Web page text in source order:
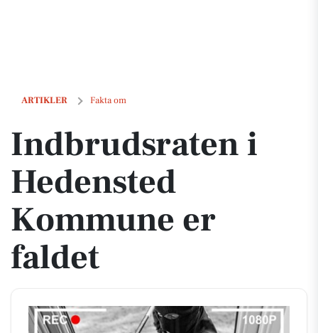
ARTIKLER Fakta om
Indbrudsraten i Hedensted Kommune er faldet
Indbrudsraten i
Hedensted
Kommune er
faldet